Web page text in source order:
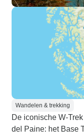
Wandelen & trekking
De iconische W-
del Paine: het Base